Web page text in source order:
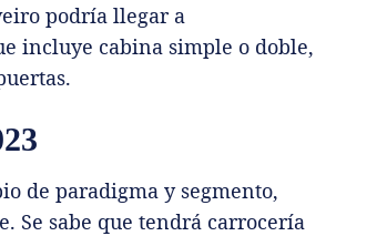
podría llegar a
incluye cabina simple o doble,
de paradigma y segmento,
Se sabe que tendrá carrocería